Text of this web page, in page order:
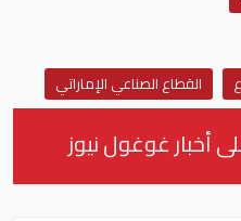
القطاع الصناعي الإماراتي
أخبار غوغول نيوز